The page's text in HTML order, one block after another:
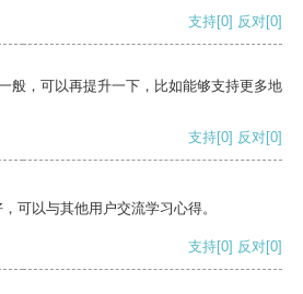
支持[0] 反对[0]
般，可以再提升一下，比如能够支持更多地
支持[0] 反对[0]
可以与其他用户交流学习心得。
支持[0] 反对[0]